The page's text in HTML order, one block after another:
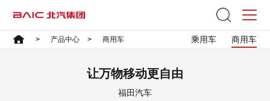
首页 > 产品中心 > 商用车 乘用车 商用车
让万物移动更自由
福田汽车